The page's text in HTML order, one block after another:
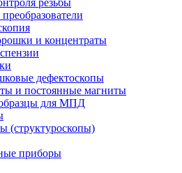
резьбы
и концентраты
дефектоскопы
и постоянные магниты
для МПД
(структуроскопы)
приборы